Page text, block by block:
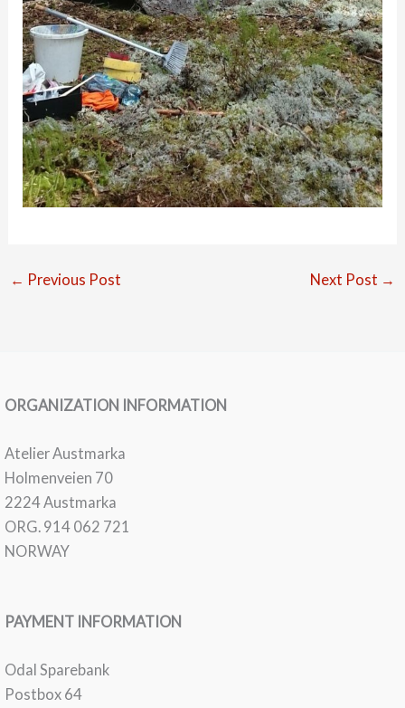
← Previous Post Next Post →
ORGANIZATION INFORMATION
Atelier Austmarka
Holmenveien 70
2224 Austmarka
ORG. 914 062 721
NORWAY
PAYMENT INFORMATION
Odal Sparebank
Postbox 64